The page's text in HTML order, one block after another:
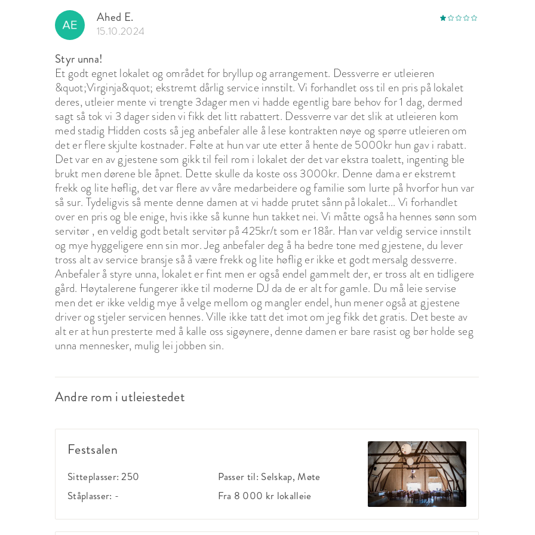
med åpne dører.
Avlysning: Dersom leietaker må avlyse arrangementet beholder Utleier innbetalte beløp på
lokalleie og leie av tilleggsutstyr og tjenester, men Leietaker tilbys å flytte arrangementet til
et annet tidspunkt innenfor ett år etter den opprinnelige arrangementsdatoen.
Foto/video: Grønsand Gjestegård kan bruke foto/video fra arrangementet til egen
markedsføring. Dette gjelder kun billedmateriale der personer ikke er identifiserbare. Dersom
vi ønsker å bruke bilder der personer er identifiserbare skal dette avtales på forhånd og
godkjennes før publisering.
Ahed E.
15.10.2024
Styr unna!
Et godt egnet lokalet og området for bryllup og arrangement. Dessverre er utleieren
&quot;Virginja&quot; ekstremt dårlig service innstilt. Vi forhandlet oss til en pris på lokalet
deres, utleier mente vi trengte 3dager men vi hadde egentlig bare behov for 1 dag, dermed
sagt så tok vi 3 dager siden vi fikk det litt rabattert. Dessverre var det slik at utleieren kom
med stadig Hidden costs så jeg anbefaler alle å lese kontrakten nøye og spørre utleieren om
det er flere skjulte kostnader. Følte at hun var ute etter å hente de 5000kr hun gav i rabatt.
Det var en av gjestene som gikk til feil rom i lokalet der det var ekstra toalett, ingenting ble
brukt men dørene ble åpnet. Dette skulle da koste oss 3000kr. Denne dama er ekstremt
frekk og lite høflig, det var flere av våre medarbeidere og familie som lurte på hvorfor hun var
så sur. Tydeligvis så mente denne damen at vi hadde prutet sånn på lokalet... Vi forhandlet
over en pris og ble enige, hvis ikke så kunne hun takket nei. Vi måtte også ha hennes sønn som
servitør , en veldig godt betalt servitør på 425kr/t som er 18år. Han var veldig service innstilt
og mye hyggeligere enn sin mor. Jeg anbefaler deg å ha bedre tone med gjestene, du lever
tross alt av service bransje så å være frekk og lite høflig er ikke et godt mersalg dessverre.
Anbefaler å styre unna, lokalet er fint men er også endel gammelt der, er tross alt en tidligere
gård. Høytalerene fungerer ikke til moderne DJ da de er alt for gamle. Du må leie servise
men det er ikke veldig mye å velge mellom og mangler endel, hun mener også at gjestene
driver og stjeler servicen hennes. Ville ikke tatt det imot om jeg fikk det gratis. Det beste av
alt er at hun presterte med å kalle oss sigøynere, denne damen er bare rasist og bør holde seg
unna mennesker, mulig lei jobben sin.
Andre rom i utleiestedet
Festsalen
Sitteplasser:250
Ståplasser: -
Passer til: Selskap, Møte
Fra 8 000 kr lokalleie